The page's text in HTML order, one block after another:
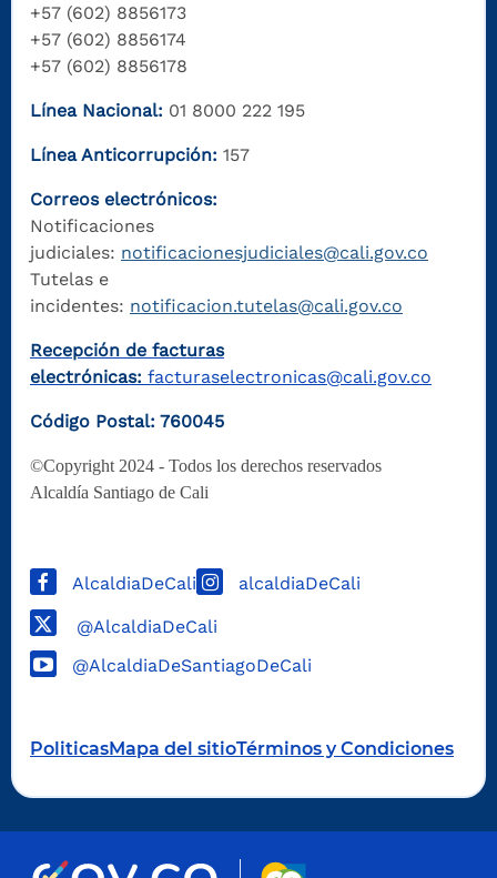
+57 (602) 8856173
+57 (602) 8856174
+57 (602) 8856178
Línea Nacional: 01 8000 222 195
Línea Anticorrupción: 157
Correos electrónicos:
Notificaciones
judiciales: notificacionesjudiciales@cali.gov.co
Tutelas e
incidentes: notificacion.tutelas@cali.gov.co
Recepción de facturas
electrónicas: facturaselectronicas@cali.gov.co
Código Postal: 760045
©Copyright 2024 - Todos los derechos reservados
Alcaldía Santiago de Cali
AlcaldiaDeCali alcaldiaDeCali
@AlcaldiaDeCali
@AlcaldiaDeSantiagoDeCali
PoliticasMapa del sitioTérminos y Condiciones